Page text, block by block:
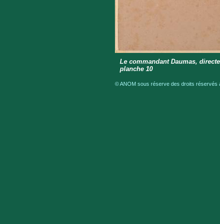
Le commandant Daumas,
planche 10
© ANOM sous réserve des droits réservés